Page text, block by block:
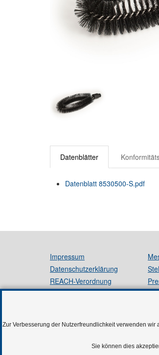
Datenblätter
Datenblatt 8530500-S.pdf
Impressum
Datenschutzerklärung
REACH-Verordnung
AGB
Zur Verbesserung der Nutzerfreundlichkeit verwenden
Sie können dies